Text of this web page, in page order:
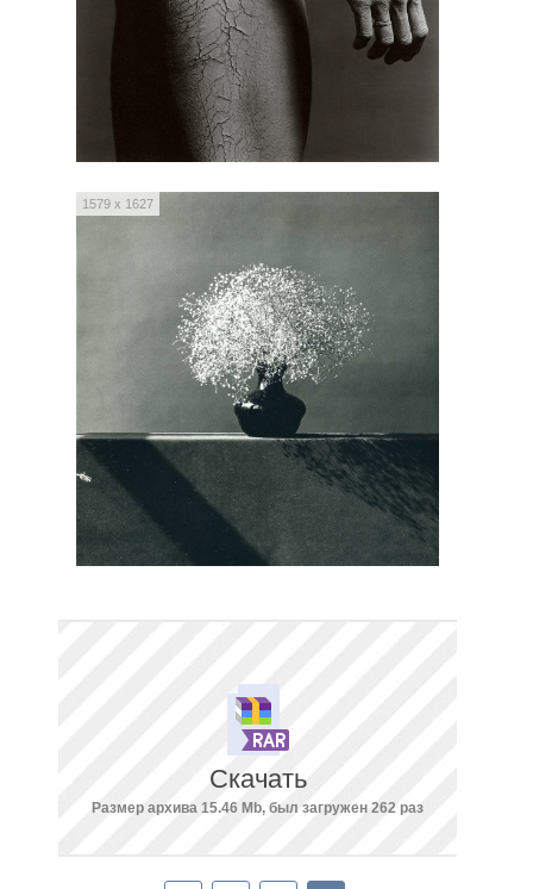
1579 x 1627
Скачать
Размер архива 15.46 Mb, был загружен 262 раз